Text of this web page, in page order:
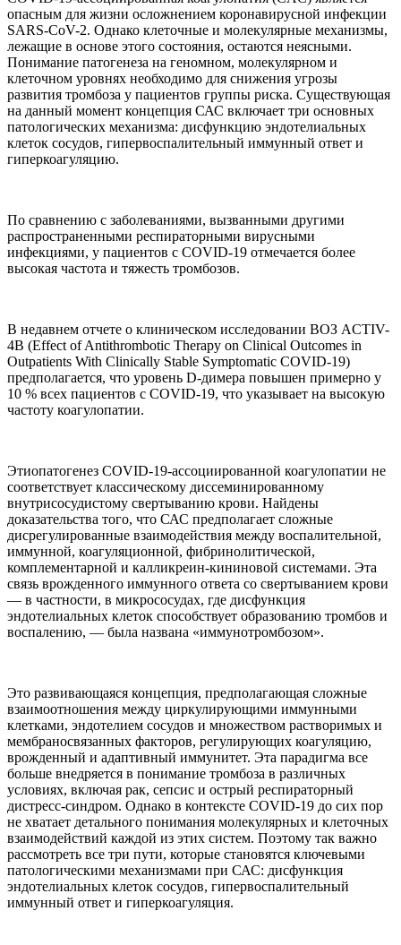
опасным для жизни осложнением коронавирусной инфекции
SARS-CoV-2. Однако клеточные и молекулярные механизмы,
лежащие в основе этого состояния, остаются неясными.
Понимание патогенеза на геномном, молекулярном и
клеточном уровнях необходимо для снижения угрозы
развития тромбоза у пациентов группы риска. Существующая
на данный момент концепция САС включает три основных
патологических механизма: дисфункцию эндотелиальных
клеток сосудов, гипервоспалительный иммунный ответ и
гиперкоагуляцию.
По сравнению с заболеваниями, вызванными другими
распространенными респираторными вирусными
инфекциями, у пациентов с COVID-19 отмечается более
высокая частота и тяжесть тромбозов.
В недавнем отчете о клиническом исследовании ВОЗ ACTIV-
4B (Effect of Antithrombotic Therapy on Clinical Outcomes in
Outpatients With Clinically Stable Symptomatic COVID-19)
предполагается, что уровень D-димера повышен примерно у
10 % всех пациентов с COVID-19, что указывает на высокую
частоту коагулопатии.
Этиопатогенез COVID-19-ассоциированной коагулопатии не
соответствует классическому диссеминированному
внутрисосудистому свертыванию крови. Найдены
доказательства того, что САС предполагает сложные
дисрегулированные взаимодействия между воспалительной,
иммунной, коагуляционной, фибринолитической,
комплементарной и калликреин-кининовой системами. Эта
связь врожденного иммунного ответа со свертыванием крови
— в частности, в микрососудах, где дисфункция
эндотелиальных клеток способствует образованию тромбов и
воспалению, — была названа «иммунотромбозом».
Это развивающаяся концепция, предполагающая сложные
взаимоотношения между циркулирующими иммунными
клетками, эндотелием сосудов и множеством растворимых и
мембраносвязанных факторов, регулирующих коагуляцию,
врожденный и адаптивный иммунитет. Эта парадигма все
больше внедряется в понимание тромбоза в различных
условиях, включая рак, сепсис и острый респираторный
дистресс-синдром. Однако в контексте COVID-19 до сих пор
не хватает детального понимания молекулярных и клеточных
взаимодействий каждой из этих систем. Поэтому так важно
рассмотреть все три пути, которые становятся ключевыми
патологическими механизмами при САС: дисфункция
эндотелиальных клеток сосудов, гипервоспалительный
иммунный ответ и гиперкоагуляция.